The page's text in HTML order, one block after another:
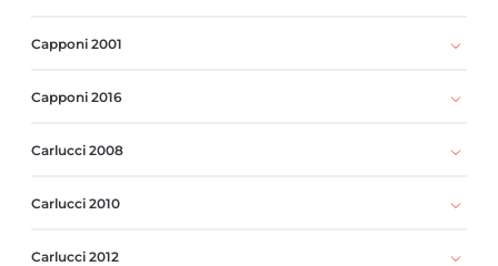
Capponi 2001
Capponi 2016
Carlucci 2008
Carlucci 2010
Carlucci 2012